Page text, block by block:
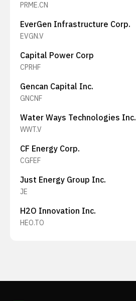
PRME.CN
EverGen Infrastructure Corp.
EVGN.V
Capital Power Corp
CPRHF
Gencan Capital Inc.
GNCNF
Water Ways Technologies Inc.
WWT.V
CF Energy Corp.
CGFEF
Just Energy Group Inc.
JE
H2O Innovation Inc.
HEO.TO